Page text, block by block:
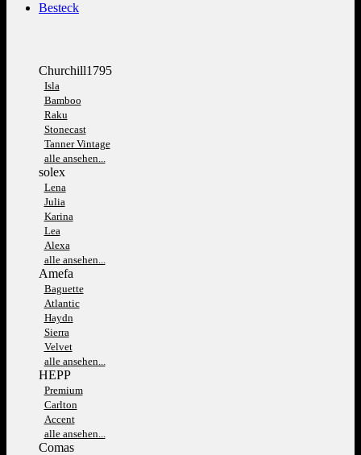
Besteck
Churchill1795
Isla
Bamboo
Raku
Stonecast
Tanner Vintage
alle ansehen...
solex
Lena
Julia
Karina
Lea
Alexa
alle ansehen...
Amefa
Baguette
Atlantic
Haydn
Sierra
Velvet
alle ansehen...
HEPP
Premium
Carlton
Accent
alle ansehen...
Comas